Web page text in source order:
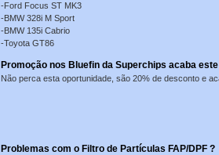
-Ford Focus ST MK3
-BMW 328i M Sport
-BMW 135i Cabrio
-Toyota GT86
Promoção nos Bluefin da Superchips acaba
Não perca esta oportunidade, são 20% de desconto e
Problemas com o Filtro de Partículas FAP/DPF ?